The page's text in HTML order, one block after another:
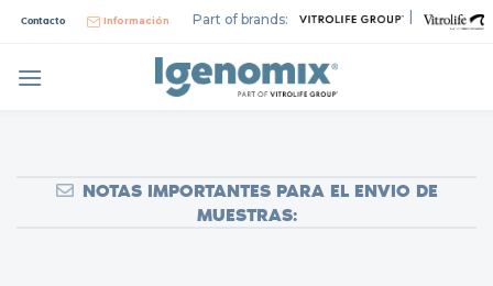
Contacto Información Part of brands:
NOTAS IMPORTANTES PARA EL ENVIO DE
MUESTRAS: